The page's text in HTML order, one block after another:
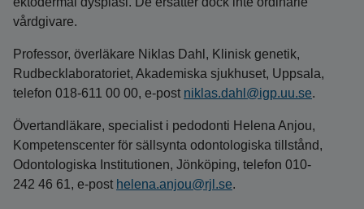
vårdgivare.
Professor, överläkare Niklas Dahl, Klinisk genetik,
Rudbecklaboratoriet, Akademiska sjukhuset, Uppsala,
telefon 018‑611 00 00, e‑post niklas.dahl@igp.uu.se.
Övertandläkare, specialist i pedodonti Helena Anjou,
Kompetenscenter för sällsynta odontologiska tillstånd,
Odontologiska Institutionen, Jönköping, telefon 010-
242 46 61, e-post helena.anjou@rjl.se.